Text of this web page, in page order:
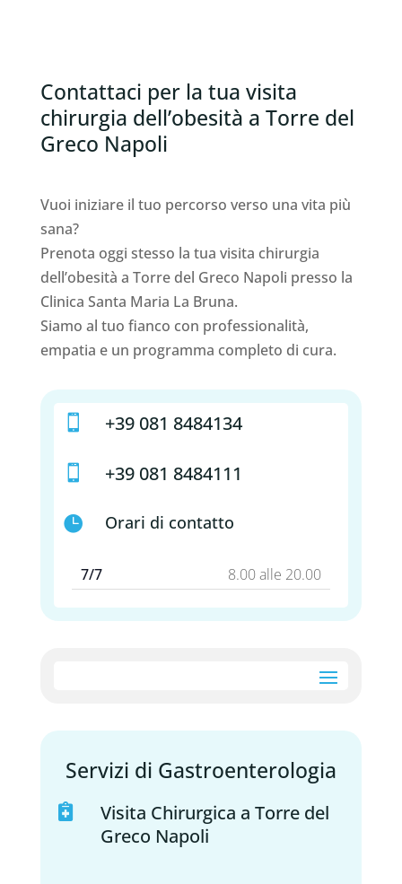
Contattaci per la tua visita
chirurgia dell’obesità a Torre del
Greco Napoli
Vuoi iniziare il tuo percorso verso una vita più
sana?
Prenota oggi stesso la tua visita chirurgia
dell’obesità a Torre del Greco Napoli presso la
Clinica Santa Maria La Bruna.
Siamo al tuo fianco con professionalità,
empatia e un programma completo di cura.
 +39 081 8484134
 +39 081 8484111
 Orari di contatto
7/7 8.00 alle 20.00
Servizi di Gastroenterologia

Visita Chirurgica a Torre del
Greco Napoli